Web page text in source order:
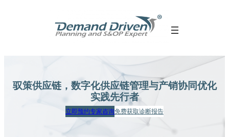
驭策供应链，数字化供应链管理与产销协同优化
实践先行者
立即预约专家咨询免费获取诊断报告